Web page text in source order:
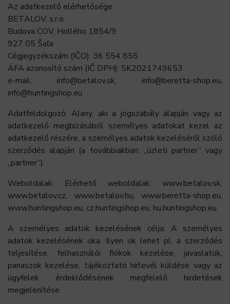
Az adatkezelő elérhetősége:
BETALOV, s.r.o.
Budova COV, Hollého 1854/9
927 05 Šaľa
Cégjegyzékszám (IČO): 36 554 855
ÁFA azonosító szám (IČ DPH): SK2021749653
e-mail: info@betalov.sk, info@beretta-shop.eu,
info@huntingshop.eu
Adatfeldolgozó: Alany, aki a jogszabály alapján vagy az
adatkezelő megbízásából személyes adatokat kezel az
adatkezelő részére, a személyes adatok kezeléséről szóló
szerződés alapján (a továbbiakban: „üzleti partner” vagy
„partner”)
Weboldalak: Elérhető weboldalak: www.betalov.sk,
www.betalov.cz, www.betalov.hu, www.beretta-shop.eu,
www.huntingshop.eu, cz.huntingshop.eu, hu.huntingshop.eu
A személyes adatok kezelésének célja: A személyes
adatok kezelésének oka. Ilyen ok lehet pl. a szerződés
teljesítése, felhasználói fiókok kezelése, javaslatok,
panaszok kezelése, tájékoztató hírlevél küldése vagy az
ügyfelek érdeklődésének megfelelő hirdetések
megjelenítése